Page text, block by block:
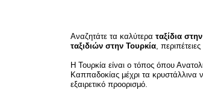
Αναζητάτε τα καλύτερα ταξίδια
ταξιδιών στην Τουρκία,
Η Τουρκία είναι ο τόπος όπου
Καππαδοκίας μέχρι τα κρυστάλλινα
εξαιρετικό προορισμό.